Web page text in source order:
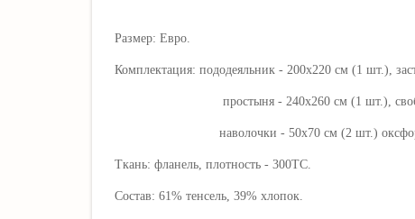
Размер: Евро.
Комплектация: пододеяльник - 200х220 см (1 шт.),
простыня - 240х260 см (1 шт.),
наволочки - 50х70 см (2 шт.) оксфордские,
Ткань: фланель, плотность - 300ТС.
Состав: 61% тенсель, 39% хлопок.